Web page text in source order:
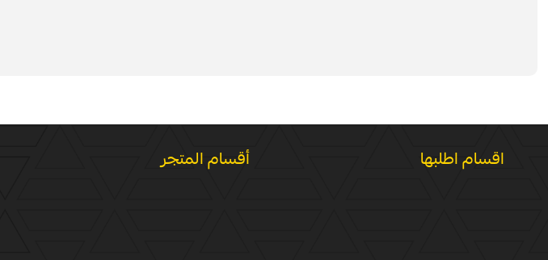
اقسام اطلبها أقسام المتجر